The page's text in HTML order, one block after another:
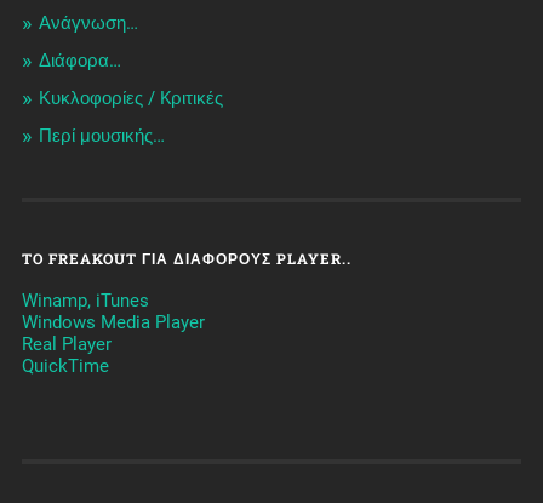
Ανάγνωση…
Διάφορα…
Κυκλοφορίες / Kριτικές
Περί μουσικής…
TO FREAKOUT ΓΙΑ ΔΙΆΦΟΡΟΥΣ PLAYER..
Winamp, iTunes
Windows Media Player
Real Player
QuickTime